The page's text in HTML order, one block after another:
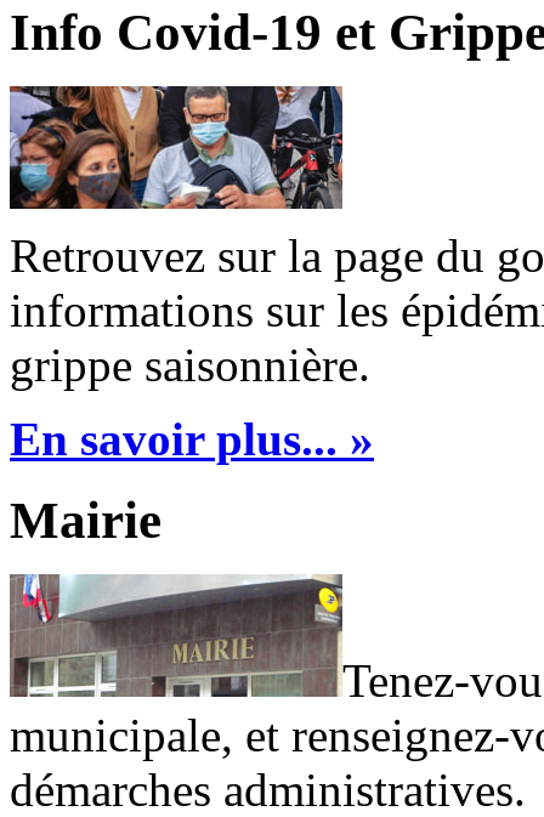
Info Covid-19 et
Retrouvez sur la page du
informations sur les
grippe saisonnière.
En savoir plus... »
Mairie
Tenez-
municipale, et renseignez-
démarches administratives.